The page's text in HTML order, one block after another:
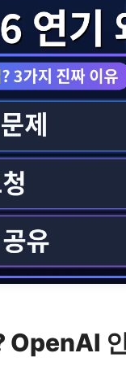
OpenAI